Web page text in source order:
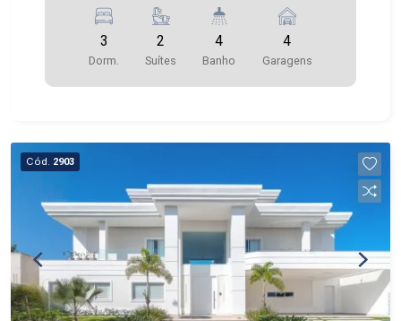
3
Dorm.
2
Suítes
4
Banho
4
Garagens
Cód. 2903